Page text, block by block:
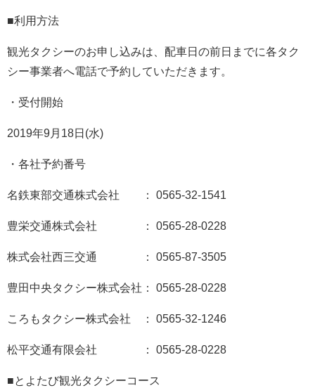
■利用方法
観光タクシーのお申し込みは、配車日の前日までに各タク
シー事業者へ電話で予約していただきます。
・受付開始
2019年9月18日(水)
・各社予約番号
名鉄東部交通株式会社 ： 0565-32-1541
豊栄交通株式会社 ： 0565-28-0228
株式会社西三交通 ： 0565-87-3505
豊田中央タクシー株式会社： 0565-28-0228
ころもタクシー株式会社 ： 0565-32-1246
松平交通有限会社 ： 0565-28-0228
■とよたび観光タクシーコース